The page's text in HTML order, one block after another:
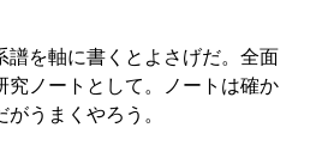
譜を軸に書くとよさげだ。全面
究ノートとして。ノートは確か
うまくやろう。